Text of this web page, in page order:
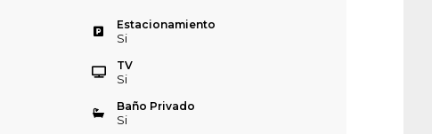
Estacionamiento
Si
TV
Si
Baño Privado
Si